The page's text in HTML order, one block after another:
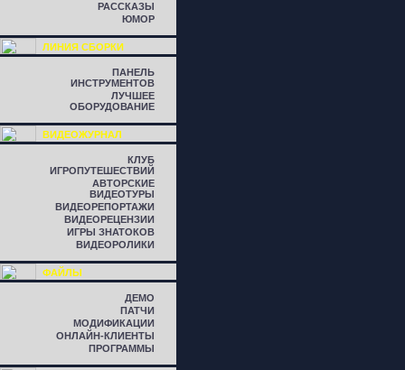
РАССКАЗЫ
ЮМОР
ЛИНИЯ СБОРКИ
ПАНЕЛЬ
ИНСТРУМЕНТОВ
ЛУЧШЕЕ
ОБОРУДОВАНИЕ
ВИДЕОЖУРНАЛ
КЛУБ
ИГРОПУТЕШЕСТВИЙ
АВТОРСКИЕ
ВИДЕОТУРЫ
ВИДЕОРЕПОРТАЖИ
ВИДЕОРЕЦЕНЗИИ
ИГРЫ ЗНАТОКОВ
ВИДЕОРОЛИКИ
ФАЙЛЫ
ДЕМО
ПАТЧИ
МОДИФИКАЦИИ
ОНЛАЙН-КЛИЕНТЫ
ПРОГРАММЫ